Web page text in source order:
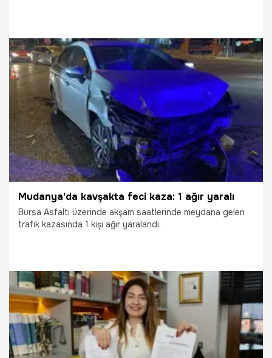
1.01.2026 Vatan TV
Mudanya'da kavşakta feci kaza: 1 ağır yaralı
Bursa Asfaltı üzerinde akşam saatlerinde meydana gelen
trafik kazasında 1 kişi ağır yaralandı.
19.12.2025 Mudanya